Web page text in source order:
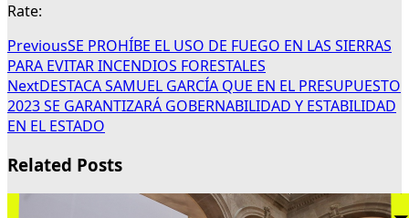
Rate:
PreviousSE PROHÍBE EL USO DE FUEGO EN LAS SIERRAS
PARA EVITAR INCENDIOS FORESTALES
NextDESTACA SAMUEL GARCÍA QUE EN EL PRESUPUESTO
2023 SE GARANTIZARÁ GOBERNABILIDAD Y ESTABILIDAD
EN EL ESTADO
Related Posts